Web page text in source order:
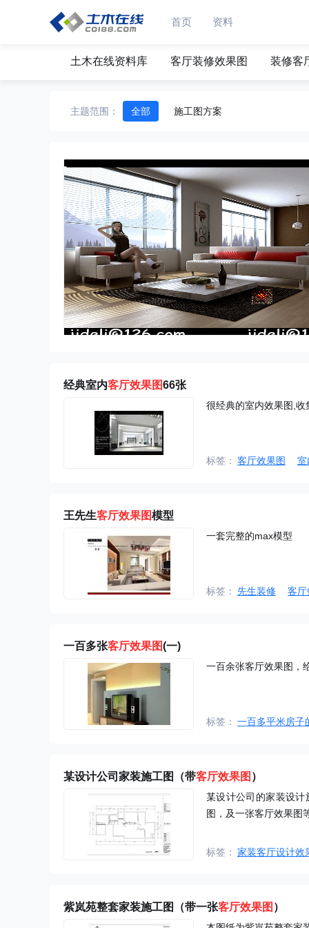
首页 资料
土木在线资料库 客厅装修效果图 装修客
主题范围： 全部 施工图方案
经典室内客厅效果图66张
很经典的室内效果图,
标签： 客厅效果图 室
王先生客厅效果图模型
一套完整的max模型
标签： 先生装修 客厅
一百多张客厅效果图(一)
一百余张客厅效果图，
标签： 一百多平米房子
某设计公司家装施工图（带客厅效果图 ）
某设计公司的家装设
图，及一张客厅效果图
标签： 家装客厅设计效
紫岚苑整套家装施工图（带一张客厅效果图 ）